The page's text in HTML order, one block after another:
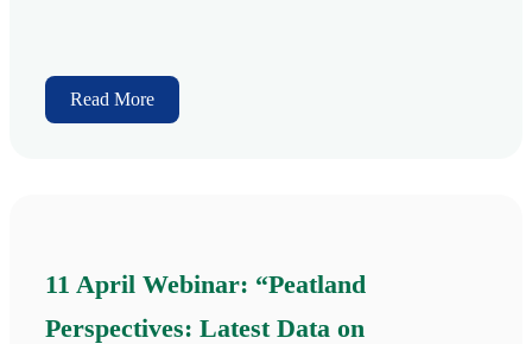
Read More
11 April Webinar: “Peatland
Perspectives: Latest Data on